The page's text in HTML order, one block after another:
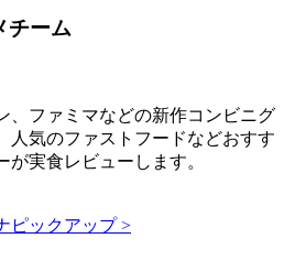
チーム
、ファミマなどの新作コンビニグ
人気のファストフードなどおすす
実食レビューします。
ピックアップ >